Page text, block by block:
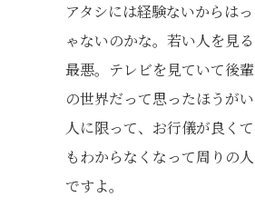
アタシには経験ないからは
ゃないのかな。若い人を見
最悪。テレビを見ていて後
の世界だって思ったほうが
人に限って、お行儀が良く
もわからなくなって周りの
ですよ。